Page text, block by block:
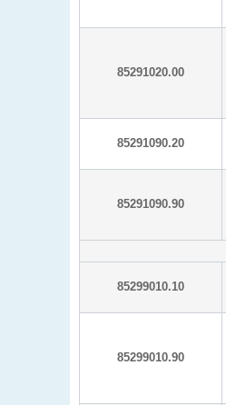
85291020.00
85291090.20
85291090.90
85299010.10
85299010.90